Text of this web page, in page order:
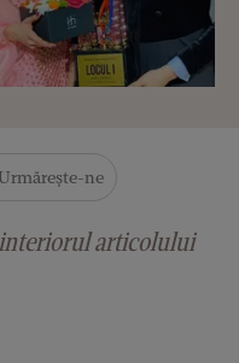
ne
interiorul articolului